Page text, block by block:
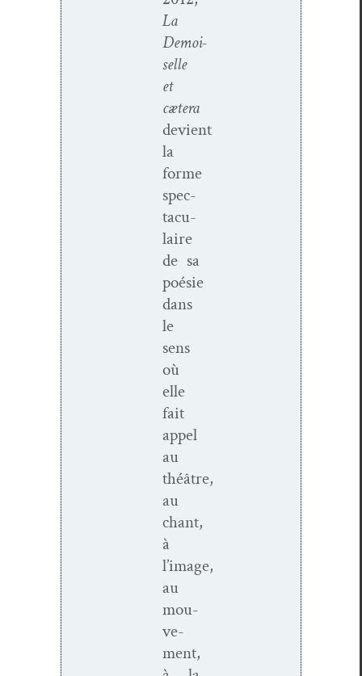
La
Demoi­
selle
et
cætera
devient
la
forme
spec­
tac­u­
laire
de sa
poésie
dans
le
sens
où
elle
fait
appel
au
théâtre,
au
chant,
à
l’image,
au
mou­
ve­
ment,